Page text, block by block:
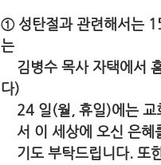
① 성탄절과 관련해서는
는
다)
24 일(월, 휴일)에는
서 이 세상에 오신
기도 부탁드립니다.